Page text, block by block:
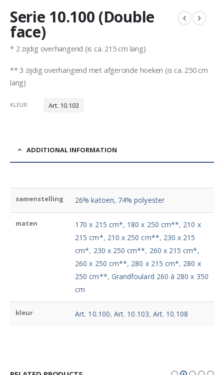
Serie 10.100 (Double
face)
* 2 zijdig overhangend (is ca. 215 cm lang)
** 3 zijdig overhangend met afgeronde hoeken (is ca. 250 cm
lang)
KLEUR Art. 10.103
ADDITIONAL INFORMATION
samenstelling 26% katoen, 74% polyester
maten 170 x 215 cm*, 180 x 250 cm**, 210 x
215 cm*, 210 x 250 cm**, 230 x 215
cm*, 230 x 250 cm**, 260 x 215 cm*,
260 x 250 cm**, 280 x 215 cm*, 280 x
250 cm**, Grandfoulard 260 à 280 x 350
cm
kleur Art. 10.100,Art. 10.103, Art. 10.108